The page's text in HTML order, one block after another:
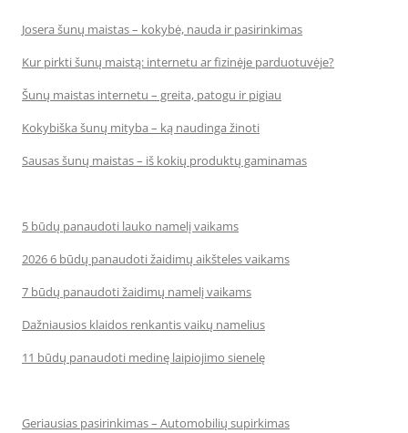
Josera šunų maistas – kokybė, nauda ir pasirinkimas
Kur pirkti šunų maistą: internetu ar fizinėje parduotuvėje?
Šunų maistas internetu – greita, patogu ir pigiau
Kokybiška šunų mityba – ką naudinga žinoti
Sausas šunų maistas – iš kokių produktų gaminamas
5 būdų panaudoti lauko namelį vaikams
2026 6 būdų panaudoti žaidimų aikšteles vaikams
7 būdų panaudoti žaidimų namelį vaikams
Dažniausios klaidos renkantis vaikų namelius
11 būdų panaudoti medinę laipiojimo sienelę
Geriausias pasirinkimas – Automobilių supirkimas